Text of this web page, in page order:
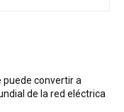
puede convertir a
de la red eléctrica